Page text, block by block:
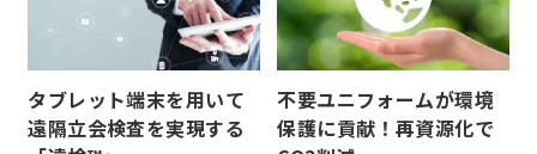
タブレット端末を用いて
遠隔立会検査を実現する
不要ユニフォームが環境
保護に貢献！再資源化で